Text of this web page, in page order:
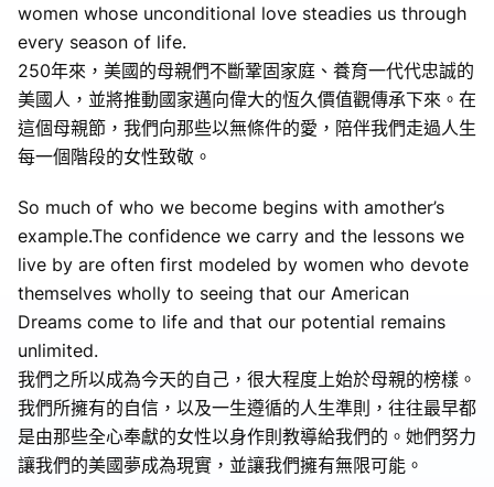
women whose unconditional love steadies us through
every season of life.
250年來，美國的母親們不斷鞏固家庭、養育一代代忠誠的
美國人，並將推動國家邁向偉大的恆久價值觀傳承下來。在
這個母親節，我們向那些以無條件的愛，陪伴我們走過人生
每一個階段的女性致敬。
So much of who we become begins with amother’s
example.The confidence we carry and the lessons we
live by are often first modeled by women who devote
themselves wholly to seeing that our American
Dreams come to life and that our potential remains
unlimited.
我們之所以成為今天的自己，很大程度上始於母親的榜樣。
我們所擁有的自信，以及一生遵循的人生準則，往往最早都
是由那些全心奉獻的女性以身作則教導給我們的。她們努力
讓我們的美國夢成為現實，並讓我們擁有無限可能。